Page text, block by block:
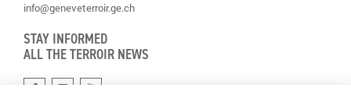
info@geneveterroir.ge.ch
STAY INFORMED
ALL THE TERROIR NEWS